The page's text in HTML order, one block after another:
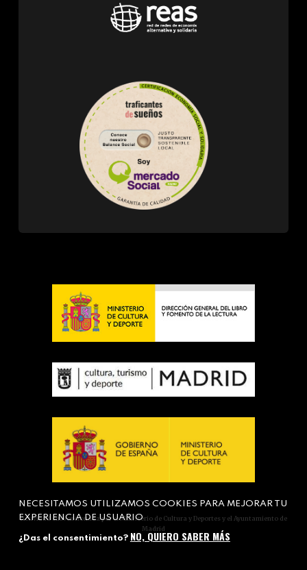
Actividad subvencionada por el Ministerio de Cultura y Deportes y el Ayuntamiento de
Madrid
NECESITAMOS UTILIZAMOS COOKIES PARA MEJORAR TU
EXPERIENCIA DE USUARIO
¿Das el consentimiento? NO, QUIERO SABER MÁS